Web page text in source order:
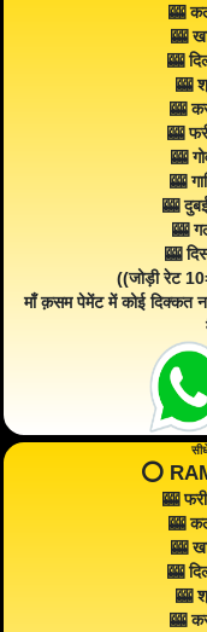
🎰
🎰
🎰
🎰
🎰
🎰
🎰
🎰
🎰
🎰
🎰
((जोड़ी रेट
माँ क़सम पेमेंट में कोई दिक्कत
⭕️
🎰
🎰
🎰
🎰
🎰
🎰